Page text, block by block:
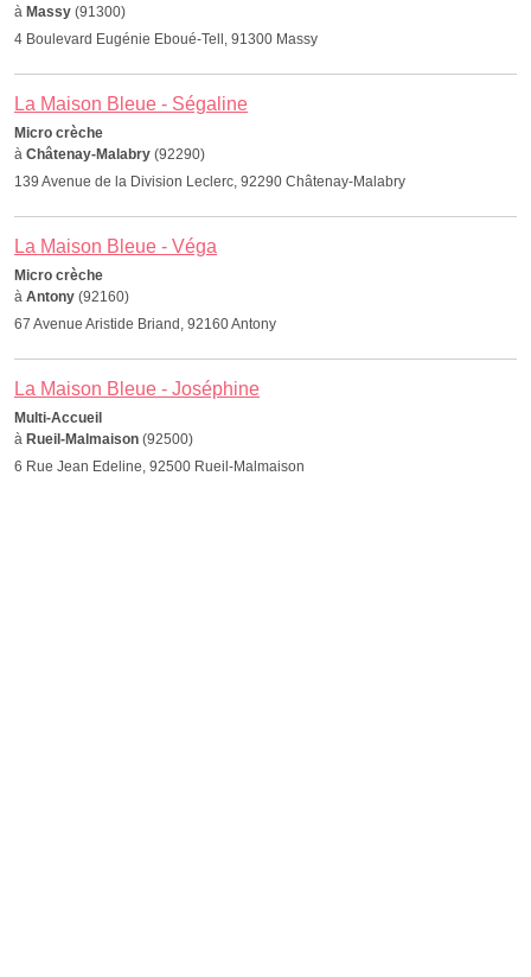
à Massy (91300)
4 Boulevard Eugénie Eboué-Tell, 91300 Massy
La Maison Bleue - Ségaline
Micro crèche
à Châtenay-Malabry (92290)
139 Avenue de la Division Leclerc, 92290 Châtenay-Malabry
La Maison Bleue - Véga
Micro crèche
à Antony (92160)
67 Avenue Aristide Briand, 92160 Antony
La Maison Bleue - Joséphine
Multi-Accueil
à Rueil-Malmaison (92500)
6 Rue Jean Edeline, 92500 Rueil-Malmaison